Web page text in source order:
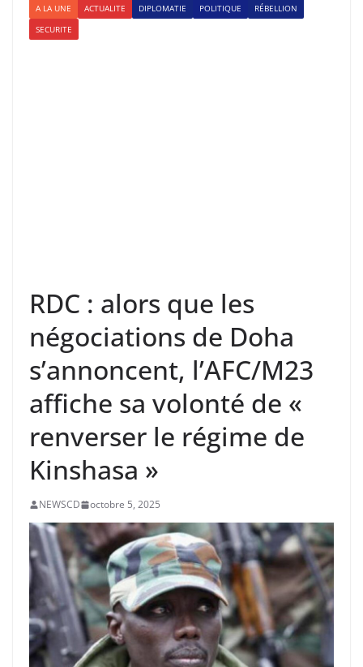
A LA UNE ACTUALITE DIPLOMATIE POLITIQUE
RÉBELLION
SECURITE
RDC : alors que les
négociations de Doha
s’annoncent, l’AFC/M23
affiche sa volonté de «
renverser le régime de
Kinshasa »
NEWSCD octobre 5, 2025